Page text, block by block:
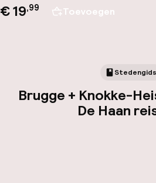
€ 19,99 Toevoegen
Stedengids
Brugge + Knokke-
De Haan